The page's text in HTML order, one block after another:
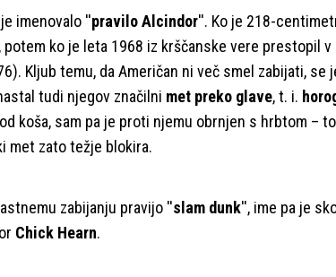
imenovalo ''pravilo Alcindor''. Ko je 218-
potem ko je leta 1968 iz krščanske vere prestopil
Kljub temu, da Američan ni več smel zabijati,
tudi njegov značilni met preko glave, t. i.
koša, sam pa je proti njemu obrnjen s hrbtom –
met zato težje blokira.
zabijanju pravijo ''slam dunk'', ime pa je
Chick Hearn.